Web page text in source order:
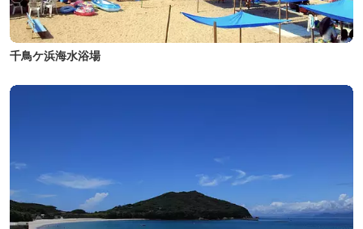
千鳥ケ浜海水浴場